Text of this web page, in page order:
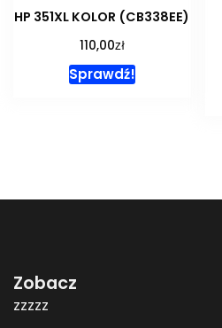
HP 351XL KOLOR (CB338EE)
110,00zł
Sprawdź!
Zobacz
zzzzz